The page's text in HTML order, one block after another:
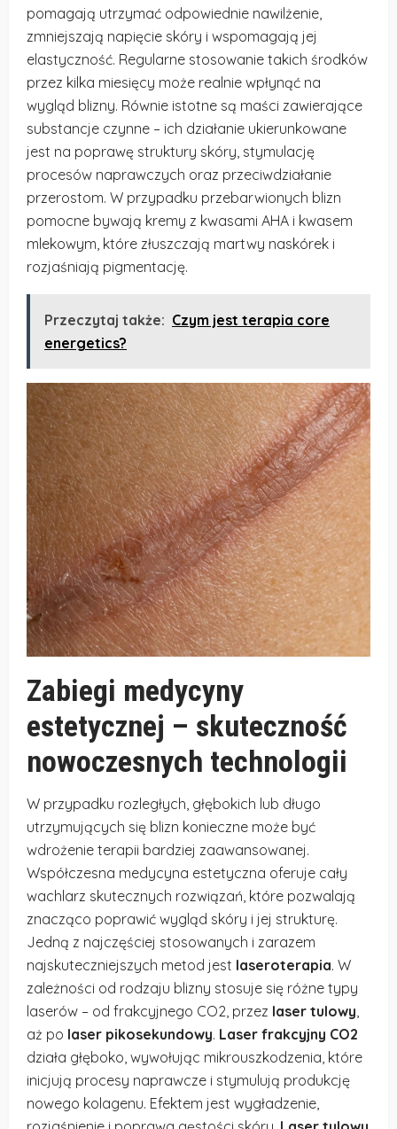
pomagają utrzymać odpowiednie nawilżenie,
zmniejszają napięcie skóry i wspomagają jej
elastyczność. Regularne stosowanie takich środków
przez kilka miesięcy może realnie wpłynąć na
wygląd blizny. Równie istotne są maści zawierające
substancje czynne – ich działanie ukierunkowane
jest na poprawę struktury skóry, stymulację
procesów naprawczych oraz przeciwdziałanie
przerostom. W przypadku przebarwionych blizn
pomocne bywają kremy z kwasami AHA i kwasem
mlekowym, które złuszczają martwy naskórek i
rozjaśniają pigmentację.
Przeczytaj także: Czym jest terapia core
energetics?
Zabiegi medycyny
estetycznej – skuteczność
nowoczesnych technologii
W przypadku rozległych, głębokich lub długo
utrzymujących się blizn konieczne może być
wdrożenie terapii bardziej zaawansowanej.
Współczesna medycyna estetyczna oferuje cały
wachlarz skutecznych rozwiązań, które pozwalają
znacząco poprawić wygląd skóry i jej strukturę.
Jedną z najczęściej stosowanych i zarazem
najskuteczniejszych metod jest laseroterapia. W
zależności od rodzaju blizny stosuje się różne typy
laserów – od frakcyjnego CO2, przez laser tulowy
aż po laser pikosekundowy. Laser frakcyjny CO2
działa głęboko, wywołując mikrouszkodzenia, które
inicjują procesy naprawcze i stymulują produkcję
nowego kolagenu. Efektem jest wygładzenie,